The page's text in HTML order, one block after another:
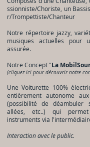
ssionniste/Choriste, un
r/Trompettiste/Chanteur
Notre répertoire jazzy,
musiques actuelles pour
assurée.
Notre Concept "La
(cliquez ici pour découvrir notre
Une Voiturette 100%
entièrement autonome
(possibilité de
allées, etc..) qui
instruments via
Interaction avec le public.